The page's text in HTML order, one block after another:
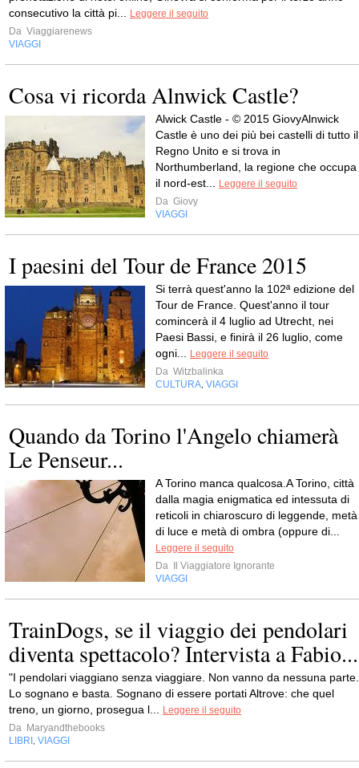
consecutivo la città pi...
Leggere il seguito
Da Viaggiarenews
VIAGGI
Cosa vi ricorda Alnwick Castle?
Alwick Castle - © 2015 GiovyAlnwick
Castle è uno dei più bei castelli di tutto il
Regno Unito e si trova in
Northumberland, la regione che occupa
il nord-est...
Leggere il seguito
Da Giovy
VIAGGI
I paesini del Tour de France 2015
Si terrà quest'anno la 102ª edizione del
Tour de France. Quest'anno il tour
comincerà il 4 luglio ad Utrecht, nei
Paesi Bassi, e finirà il 26 luglio, come
ogni...
Leggere il seguito
Da Witzbalinka
CULTURA VIAGGI
Quando da Torino l'Angelo chiamerà
Le Penseur...
A Torino manca qualcosa.A Torino, città
dalla magia enigmatica ed intessuta di
reticoli in chiaroscuro di leggende, metà
di luce e metà di ombra (oppure di...
Leggere il seguito
Da
Il Viaggiatore Ignorante
VIAGGI
TrainDogs, se il viaggio dei pendolari
diventa spettacolo? Intervista a Fabio...
"I pendolari viaggiano senza viaggiare. Non vanno da nessuna parte.
Lo sognano e basta. Sognano di essere portati Altrove: che quel
treno, un giorno, prosegua l...
Leggere il seguito
Da Maryandthebooks
LIBRI
VIAGGI